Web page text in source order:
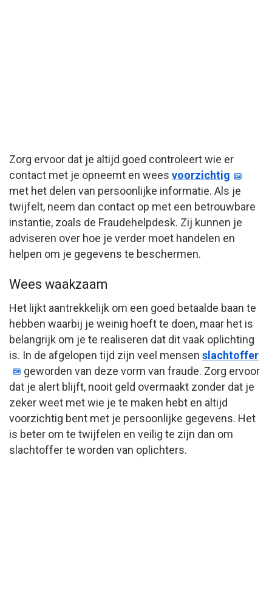
Zorg ervoor dat je altijd goed controleert wie er
contact met je opneemt en wees voorzichtig
met het delen van persoonlijke informatie. Als je
twijfelt, neem dan contact op met een betrouwbare
instantie, zoals de Fraudehelpdesk. Zij kunnen je
adviseren over hoe je verder moet handelen en
helpen om je gegevens te beschermen.
Wees waakzaam
Het lijkt aantrekkelijk om een goed betaalde baan te
hebben waarbij je weinig hoeft te doen, maar het is
belangrijk om je te realiseren dat dit vaak oplichting
is. In de afgelopen tijd zijn veel mensen slachtoffer
geworden van deze vorm van fraude. Zorg ervoor
dat je alert blijft, nooit geld overmaakt zonder dat je
zeker weet met wie je te maken hebt en altijd
voorzichtig bent met je persoonlijke gegevens. Het
is beter om te twijfelen en veilig te zijn dan om
slachtoffer te worden van oplichters.